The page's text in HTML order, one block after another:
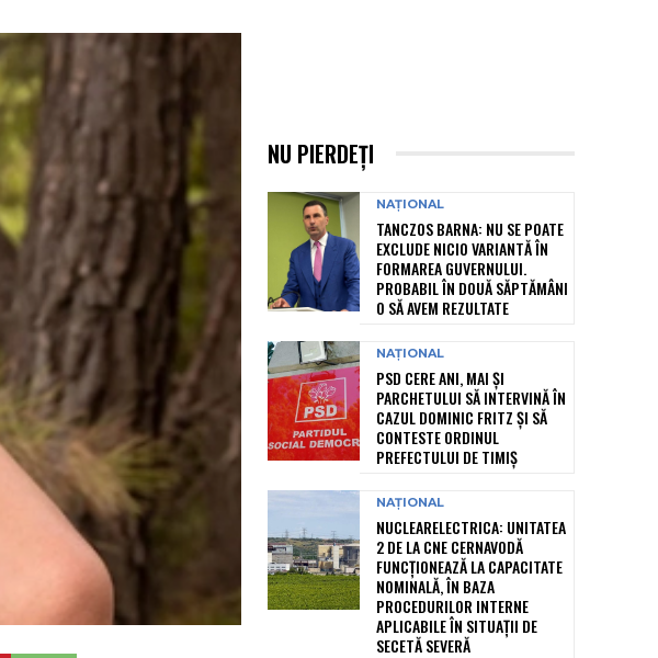
NU PIERDEȚI
NAȚIONAL
TANCZOS BARNA: NU SE POATE
EXCLUDE NICIO VARIANTĂ ÎN
FORMAREA GUVERNULUI.
PROBABIL ÎN DOUĂ SĂPTĂMÂNI
O SĂ AVEM REZULTATE
NAȚIONAL
PSD CERE ANI, MAI ȘI
PARCHETULUI SĂ INTERVINĂ ÎN
CAZUL DOMINIC FRITZ ȘI SĂ
CONTESTE ORDINUL
PREFECTULUI DE TIMIȘ
NAȚIONAL
NUCLEARELECTRICA: UNITATEA
2 DE LA CNE CERNAVODĂ
FUNCȚIONEAZĂ LA CAPACITATE
NOMINALĂ, ÎN BAZA
PROCEDURILOR INTERNE
APLICABILE ÎN SITUAȚII DE
SECETĂ SEVERĂ